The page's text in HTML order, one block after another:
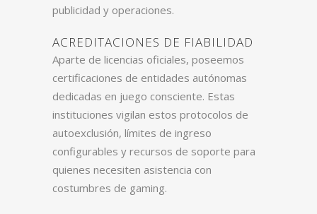
publicidad y operaciones.
ACREDITACIONES DE FIABILIDAD
Aparte de licencias oficiales, poseemos
certificaciones de entidades autónomas
dedicadas en juego consciente. Estas
instituciones vigilan estos protocolos de
autoexclusión, límites de ingreso
configurables y recursos de soporte para
quienes necesiten asistencia con
costumbres de gaming.